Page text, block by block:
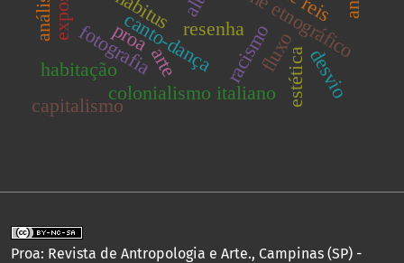
resenha
canto-dançafilme etnográfico
racismo
colonialismo italiano
fotografia
habitação estética
proa
arte fluxo
capitalismo
desvio
Proa: Revista de Antropologia e Arte., Campinas (SP) -